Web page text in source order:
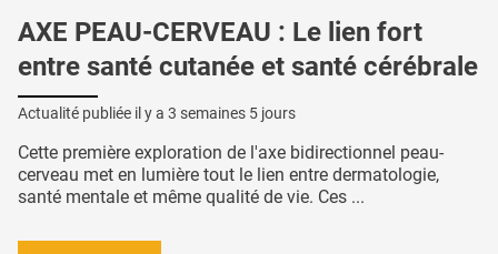
AXE PEAU-CERVEAU : Le lien fort
entre santé cutanée et santé cérébrale
Actualité publiée il y a 3 semaines 5 jours
Cette première exploration de l'axe bidirectionnel peau-
cerveau met en lumière tout le lien entre dermatologie,
santé mentale et même qualité de vie. Ces ...